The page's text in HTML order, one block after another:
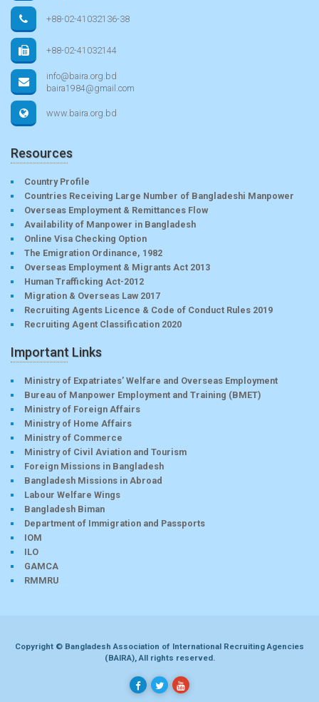
+88-02-41032136-38
+88-02-41032144
info@baira.org.bd
baira1984@gmail.com
www.baira.org.bd
Resources
Country Profile
Countries Receiving Large Number of Bangladeshi Manpower
Overseas Employment & Remittances Flow
Availability of Manpower in Bangladesh
Online Visa Checking Option
The Emigration Ordinance, 1982
Overseas Employment & Migrants Act 2013
Human Trafficking Act-2012
Migration & Overseas Law 2017
Recruiting Agents Licence & Code of Conduct Rules 2019
Recruiting Agent Classification 2020
Important Links
Ministry of Expatriates’ Welfare and Overseas Employment
Bureau of Manpower Employment and Training (BMET)
Ministry of Foreign Affairs
Ministry of Home Affairs
Ministry of Commerce
Ministry of Civil Aviation and Tourism
Foreign Missions in Bangladesh
Bangladesh Missions in Abroad
Labour Welfare Wings
Bangladesh Biman
Department of Immigration and Passports
IOM
ILO
GAMCA
RMMRU
Copyright © Bangladesh Association of International Recruiting Agencies
(BAIRA), All rights reserved.